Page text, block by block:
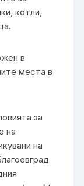
котли,
в
места в
за
на
на